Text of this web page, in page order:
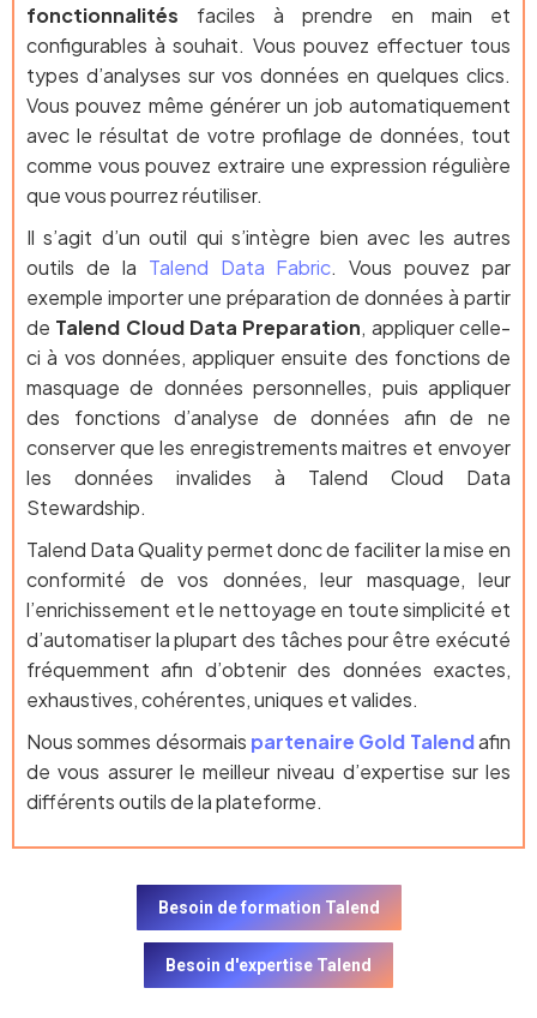
fonctionnalités faciles à prendre en main et
configurables à souhait. Vous pouvez effectuer tous
types d’analyses sur vos données en quelques clics.
Vous pouvez même générer un job automatiquement
avec le résultat de votre profilage de données, tout
comme vous pouvez extraire une expression régulière
que vous pourrez réutiliser.
Il s’agit d’un outil qui s’intègre bien avec les autres
outils de la Talend Data Fabric. Vous pouvez par
exemple importer une préparation de données à partir
de Talend Cloud Data Preparation, appliquer celle-
ci à vos données, appliquer ensuite des fonctions de
masquage de données personnelles, puis appliquer
des fonctions d’analyse de données afin de ne
conserver que les enregistrements maitres et envoyer
les données invalides à Talend Cloud Data
Stewardship.
Talend Data Quality permet donc de faciliter la mise en
conformité de vos données, leur masquage, leur
l’enrichissement et le nettoyage en toute simplicité et
d’automatiser la plupart des tâches pour être exécuté
fréquemment afin d’obtenir des données exactes,
exhaustives, cohérentes, uniques et valides.
Nous sommes désormais partenaire Gold Talendafin
de vous assurer le meilleur niveau d’expertise sur les
différents outils de la plateforme.
Besoin de formation Talend
Besoin d'expertise Talend